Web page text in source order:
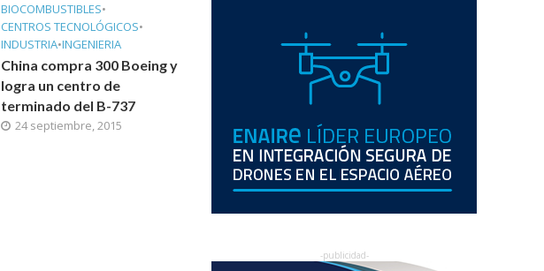
BIOCOMBUSTIBLES•
CENTROS TECNOLÓGICOS•
INDUSTRIA•INGENIERIA
China compra 300 Boeing y
logra un centro de
terminado del B-737
24 septiembre, 2015